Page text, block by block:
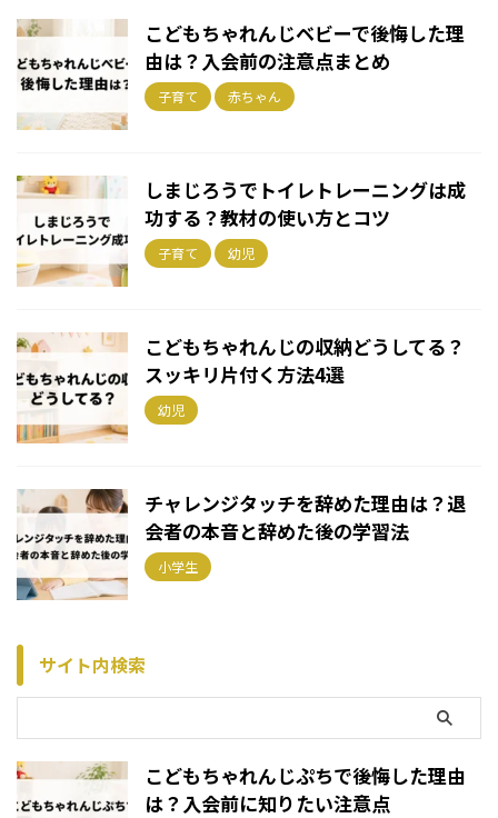
こどもちゃれんじベビーで後悔した理
由は？入会前の注意点まとめ
子育て 赤ちゃん
しまじろうでトイレトレーニングは成
功する？教材の使い方とコツ
子育て 幼児
こどもちゃれんじの収納どうしてる？
スッキリ片付く方法4選
幼児
チャレンジタッチを辞めた理由は？退
会者の本音と辞めた後の学習法
小学生
サイト内検索
こどもちゃれんじぷちで後悔した理由
は？入会前に知りたい注意点